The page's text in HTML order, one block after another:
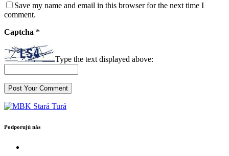
Save my name and email in this browser for the next time I
comment.
Captcha *
Type the text displayed above:
Podporujú nás